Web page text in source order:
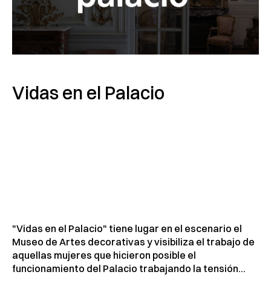
Vidas en el Palacio
"Vidas en el Palacio" tiene lugar en el escenario el
Museo de Artes decorativas y visibiliza el trabajo de
aquellas mujeres que hicieron posible el
funcionamiento del Palacio trabajando la tensión...